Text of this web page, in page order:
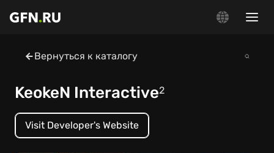
Вернуться к каталогу
KeokeN Interactive2
Visit Developer's Website